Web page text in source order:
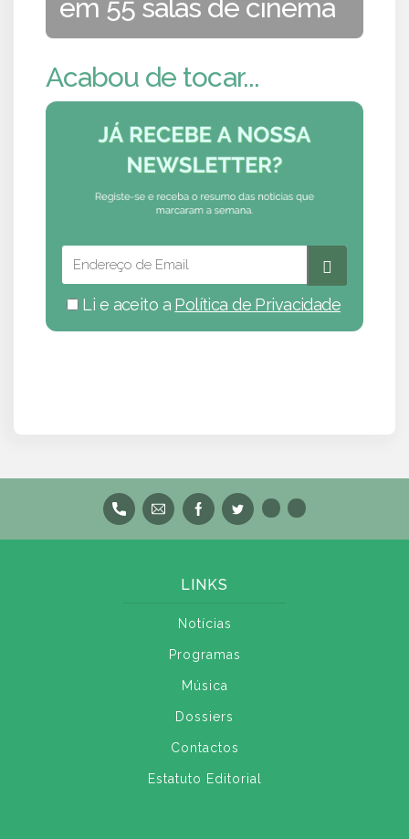
em 55 salas de cinema
Acabou de tocar...
Li e aceito a Política de Privacidade
LINKS
Notícias
Programas
Música
Dossiers
Contactos
Estatuto Editorial